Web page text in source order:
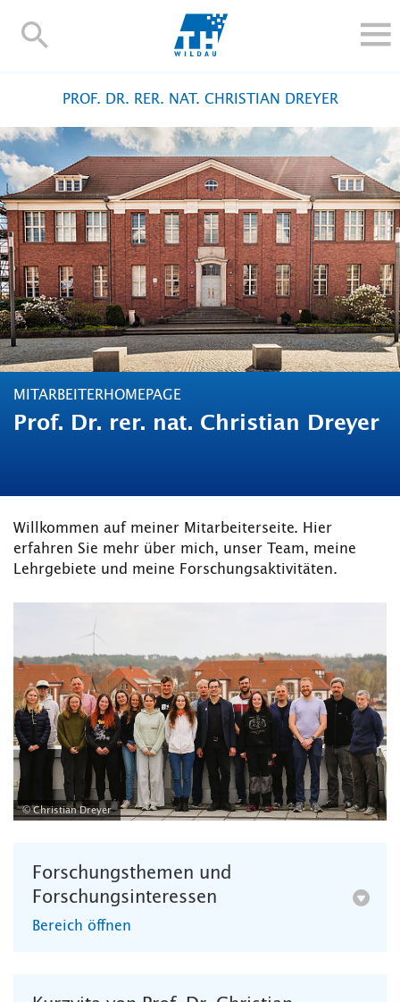
TH-
FORSCHUNG UND TRANSFER
ALUMNI
HOCHSCHULE
INTERNATIONAL
BESCHÄFTIGTE
Blogs Kontakt und Anfahrt Webmail Moodle
TH Online-Portal Personensuche English
PROF. DR. RER. NAT. CHRISTIAN DREYER
MITARBEITERHOMEPAGE
Prof. Dr. rer. nat. Christian Dreyer
Willkommen auf meiner Mitarbeiterseite. Hier
erfahren Sie mehr über mich, unser Team, meine
Lehrgebiete und meine Forschungsaktivitäten.
© Christian Dreyer
Forschungsthemen und
Forschungsinteressen
Bereich öffnen